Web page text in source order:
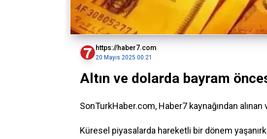
https://haber7.com
20 Mayıs 2025 00:21
Altın ve dolarda bayram
SonTurkHaber.com, Haber7 kaynağından alınan
Küresel piyasalarda hareketli bir dönem